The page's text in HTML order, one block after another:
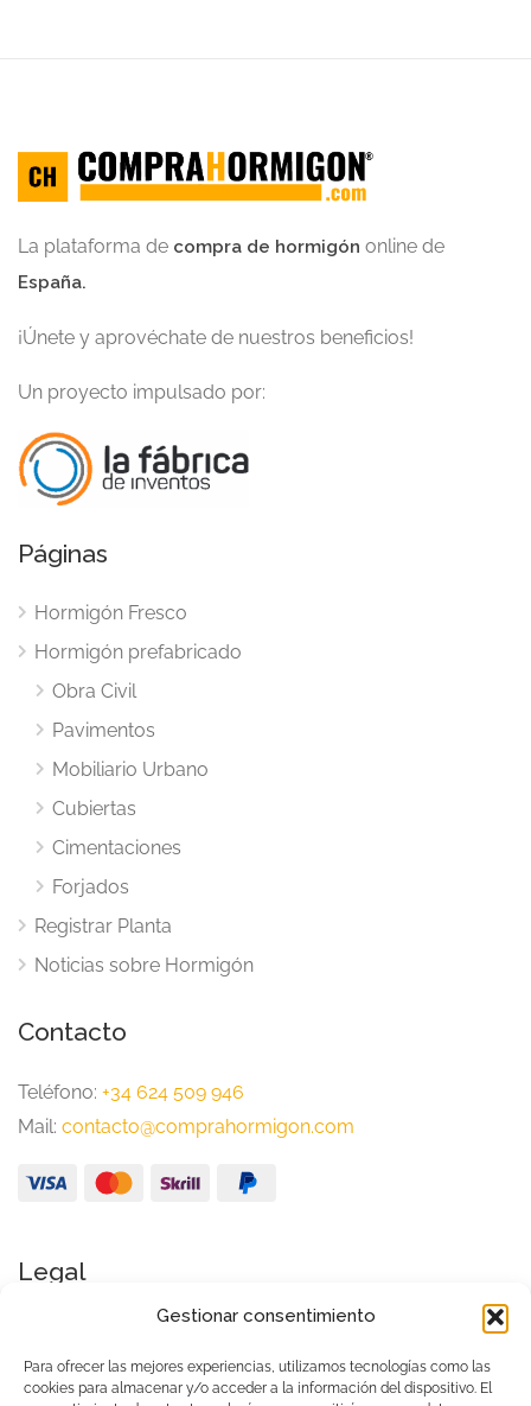
Gestionar consentimiento
Para ofrecer las mejores experiencias, utilizamos tecnologías como las
cookies para almacenar y/o acceder a la información del dispositivo. El
La plataforma de compra de hormigón online de
España.
¡Únete y aprovéchate de nuestros beneficios!
Un proyecto impulsado por:
Páginas
Hormigón Fresco
Hormigón prefabricado
Obra Civil
Pavimentos
Mobiliario Urbano
Cubiertas
Cimentaciones
Forjados
Registrar Planta
Noticias sobre Hormigón
Contacto
Teléfono: +34 624 509 946
Mail: contacto@comprahormigon.com
Legal
Política de Privacidad